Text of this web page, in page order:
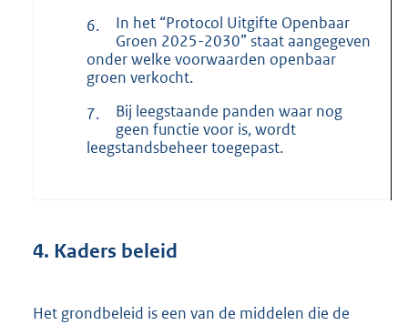
6.
In het “Protocol Uitgifte Openbaar
Groen 2025-2030” staat aangegeven
onder welke voorwaarden openbaar
groen verkocht.
7.
Bij leegstaande panden waar nog
geen functie voor is, wordt
leegstandsbeheer toegepast.
4. Kaders beleid
Het grondbeleid is een van de middelen die de